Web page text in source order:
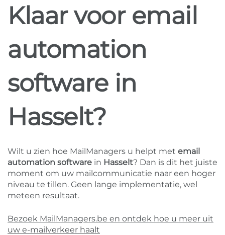
Klaar voor email
automation
software in
Hasselt?
Wilt u zien hoe MailManagers u helpt met email
automation software in Hasselt? Dan is dit het juiste
moment om uw mailcommunicatie naar een hoger
niveau te tillen. Geen lange implementatie, wel
meteen resultaat.
Bezoek MailManagers.be en ontdek hoe u meer uit
uw e-mailverkeer haalt